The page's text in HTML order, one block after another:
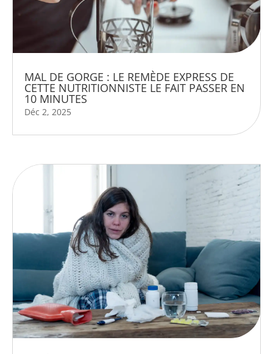
MAL DE GORGE : LE REMÈDE EXPRESS DE
CETTE NUTRITIONNISTE LE FAIT PASSER EN
10 MINUTES
Déc 2, 2025